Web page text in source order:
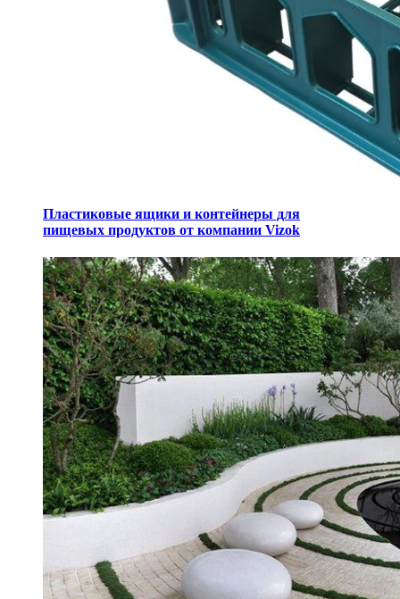
Пластиковые ящики и контейнеры для
пищевых продуктов от компании Vizok